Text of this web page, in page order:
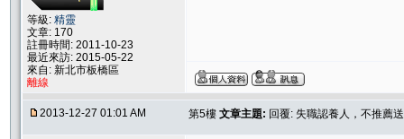
等級: 精靈
文章: 170
註冊時間: 2011-10-23
最近來訪: 2015-05-22
來自: 新北市板橋區
離線
2013-12-27 01:01 AM 第5樓 文章主題: 回覆: 失職認養人，不推薦